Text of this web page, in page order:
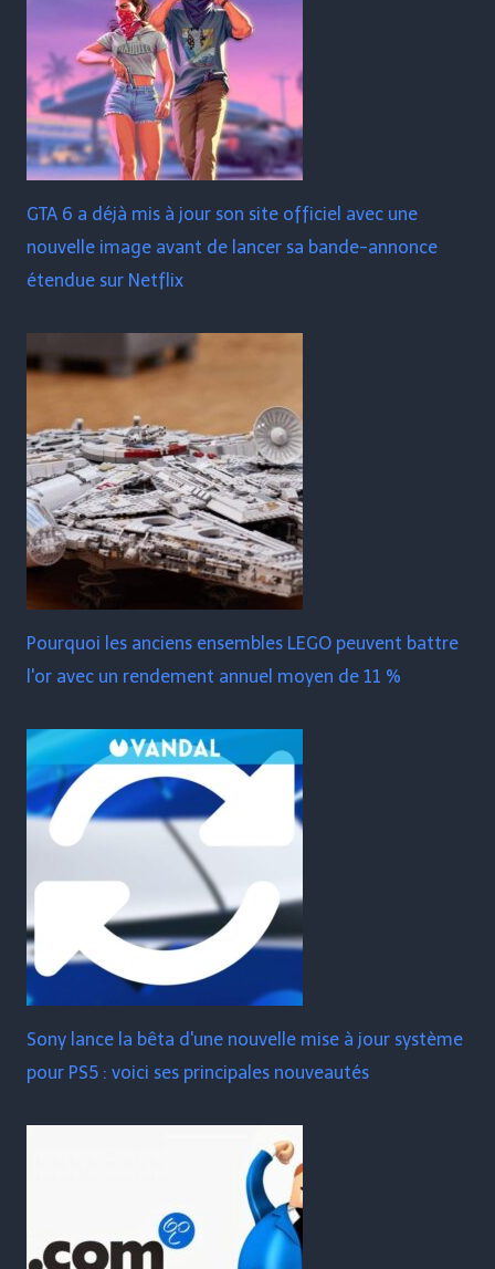
GTA 6 a déjà mis à jour son site officiel avec une
nouvelle image avant de lancer sa bande-annonce
étendue sur Netflix
Pourquoi les anciens ensembles LEGO peuvent battre
l'or avec un rendement annuel moyen de 11 %
Sony lance la bêta d'une nouvelle mise à jour système
pour PS5 : voici ses principales nouveautés